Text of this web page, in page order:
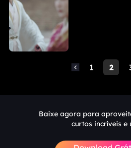
que toda a seita
forem machucados,
ouse atacá-la.
1 2
Baixe agora para
curtos incríveis e